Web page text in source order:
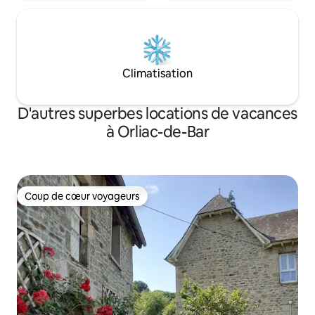
Climatisation
D'autres superbes locations de vacances
à Orliac-de-Bar
Coup de cœur voyageurs
Coup de cœur voyageurs